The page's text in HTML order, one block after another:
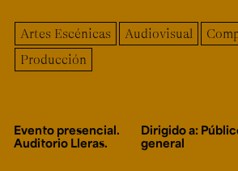
Dirección
Calle 19A #1 - 37
Este. Bloque K.
Teléfono
Ext. 2626
Posgrados
Artes Escénicas Audiovisual
Producción
Evento presencial.
Auditorio Lleras.
Dirigido a:
general